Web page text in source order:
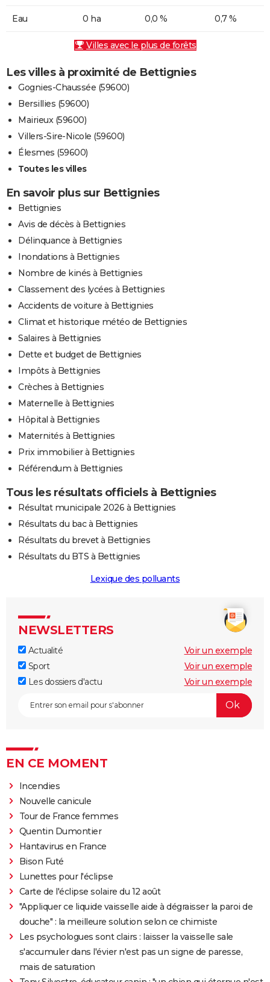
Eau 0 ha 0,0 % 0,7 %
Villes avec le plus de forêts
Les villes à proximité de Bettignies
Gognies-Chaussée (59600)
Bersillies (59600)
Mairieux (59600)
Villers-Sire-Nicole (59600)
Élesmes (59600)
Toutes les villes
En savoir plus sur Bettignies
Bettignies
Avis de décès à Bettignies
Délinquance à Bettignies
Inondations à Bettignies
Nombre de kinés à Bettignies
Classement des lycées à Bettignies
Accidents de voiture à Bettignies
Climat et historique météo de Bettignies
Salaires à Bettignies
Dette et budget de Bettignies
Impôts à Bettignies
Crèches à Bettignies
Maternelle à Bettignies
Hôpital à Bettignies
Maternités à Bettignies
Prix immobilier à Bettignies
Référendum à Bettignies
Tous les résultats officiels à Bettignies
Résultat municipale 2026 à Bettignies
Résultats du bac à Bettignies
Résultats du brevet à Bettignies
Résultats du BTS à Bettignies
Lexique des polluants
NEWSLETTERS
Actualité
Voir un exemple
Sport
Voir un exemple
Les dossiers d'actu
Voir un exemple
EN CE MOMENT
Incendies
Nouvelle canicule
Tour de France femmes
Quentin Dumontier
Hantavirus en France
Bison Futé
Lunettes pour l'éclipse
Carte de l'éclipse solaire du 12 août
"Appliquer ce liquide vaisselle aide à dégraisser la paroi de
douche" : la meilleure solution selon ce chimiste
Les psychologues sont clairs : laisser la vaisselle sale
s'accumuler dans l'évier n'est pas un signe de paresse,
mais de saturation